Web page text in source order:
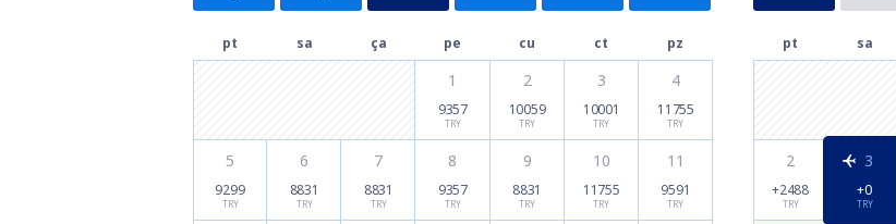
pt sa ça pe cu ct pz
1
9357
TRY
2
10059
TRY
3
10001
TRY
4
11755
TRY
5
9299
TRY
6
8831
TRY
7
8831
TRY
8
9357
TRY
9
8831
TRY
10
11755
TRY
11
9591
TRY
pt sa
2
+2488
TRY
3
+0
TRY